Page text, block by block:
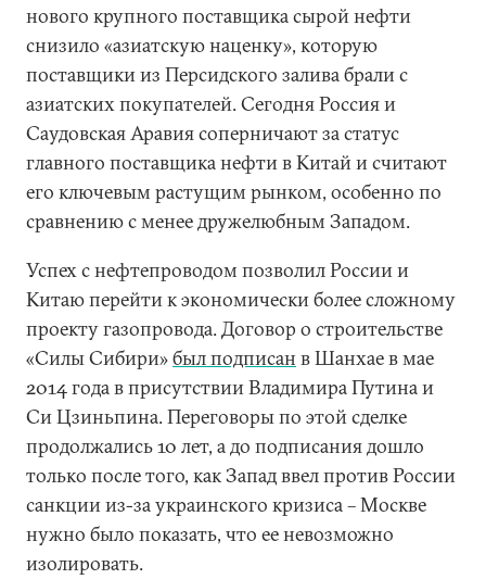
нового крупного поставщика сырой нефти
снизило «азиатскую наценку», которую
поставщики из Персидского залива брали с
азиатских покупателей. Сегодня Россия и
Саудовская Аравия соперничают за статус
главного поставщика нефти в Китай и считают
его ключевым растущим рынком, особенно по
сравнению с менее дружелюбным Западом.
Успех с нефтепроводом позволил России и
Китаю перейти к экономически более сложному
проекту газопровода. Договор о строительстве
«Силы Сибири»был подписан в Шанхае в мае
2014 года в присутствии Владимира Путина и
Си Цзиньпина. Переговоры по этой сделке
продолжались 10 лет, а до подписания дошло
только после того, как Запад ввел против России
санкции из-за украинского кризиса – Москве
нужно было показать, что ее невозможно
изолировать.